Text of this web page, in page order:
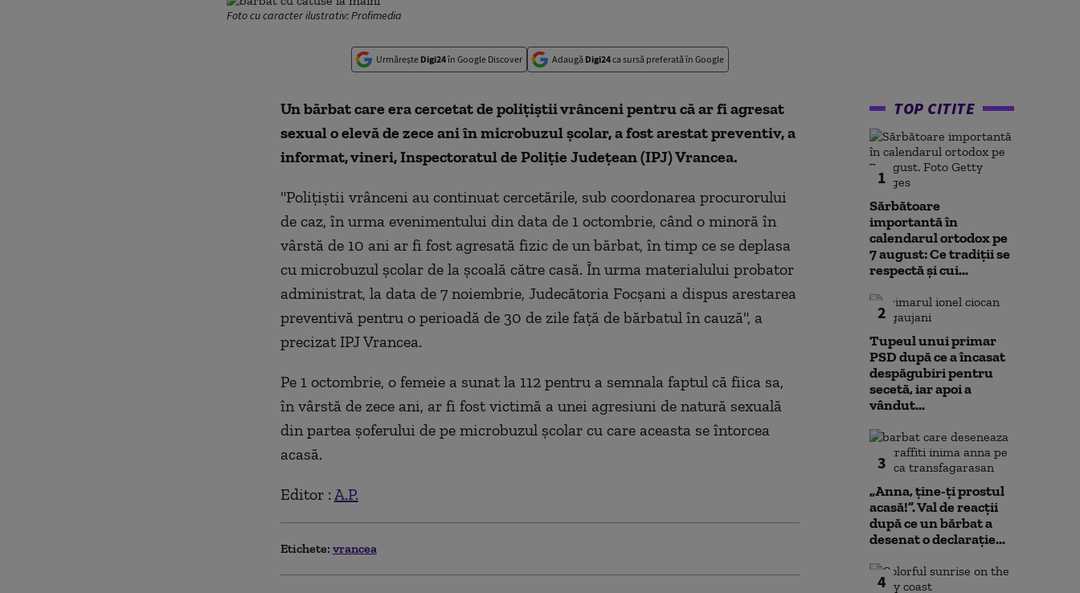
Foto cu caracter ilustrativ: Profimedia
Urmărește Digi24în Google Discover Adaugă Digi24ca sursă preferată în Google
Un bărbat care era cercetat de poliţiştii vrânceni pentru că ar fi agresat
sexual o elevă de zece ani în microbuzul şcolar, a fost arestat preventiv, a
informat, vineri, Inspectoratul de Poliţie Judeţean (IPJ) Vrancea.
"Poliţiştii vrânceni au continuat cercetările, sub coordonarea procurorului
de caz, în urma evenimentului din data de 1 octombrie, când o minoră în
vârstă de 10 ani ar fi fost agresată fizic de un bărbat, în timp ce se deplasa
cu microbuzul şcolar de la şcoală către casă. În urma materialului probator
administrat, la data de 7 noiembrie, Judecătoria Focşani a dispus arestarea
preventivă pentru o perioadă de 30 de zile faţă de bărbatul în cauză", a
precizat IPJ Vrancea.
Pe 1 octombrie, o femeie a sunat la 112 pentru a semnala faptul că fiica sa,
în vârstă de zece ani, ar fi fost victimă a unei agresiuni de natură sexuală
din partea şoferului de pe microbuzul şcolar cu care aceasta se întorcea
acasă.
Editor : A.P.
Etichete: vrancea
TOP CITITE
1
Sărbătoare
importantă în
calendarul ortodox pe
7 august: Ce tradiții se
respectă și cui...
2
Tupeul unui primar
PSD după ce a încasat
despăgubiri pentru
secetă, iar apoi a
vândut...
3
„Anna, ţine-ţi prostul
acasă!”. Val de reacții
după ce un bărbat a
desenat o declarație...
4